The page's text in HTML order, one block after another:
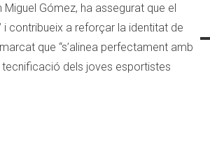
Gómez, ha assegurat que el
i contribueix a reforçar la identitat de
que “s’alinea perfectament amb
tecnificació dels joves esportistes